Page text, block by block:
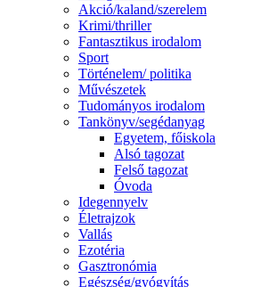
Akció/kaland/szerelem
Krimi/thriller
Fantasztikus irodalom
Sport
Történelem/ politika
Művészetek
Tudományos irodalom
Tankönyv/segédanyag
Egyetem, főiskola
Alsó tagozat
Felső tagozat
Óvoda
Idegennyelv
Életrajzok
Vallás
Ezotéria
Gasztronómia
Egészség/gyógyítás